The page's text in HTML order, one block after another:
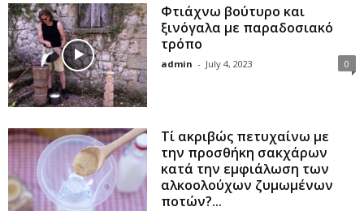
Φτιάχνω βούτυρο και
ξινόγαλα με παραδοσιακό
τρόπο
admin - July 4, 2023 0
Τί ακριβώς πετυχαίνω με
την προσθήκη σακχάρων
κατά την εμφιάλωση των
αλκοολούχων ζυμωμένων
ποτών?...